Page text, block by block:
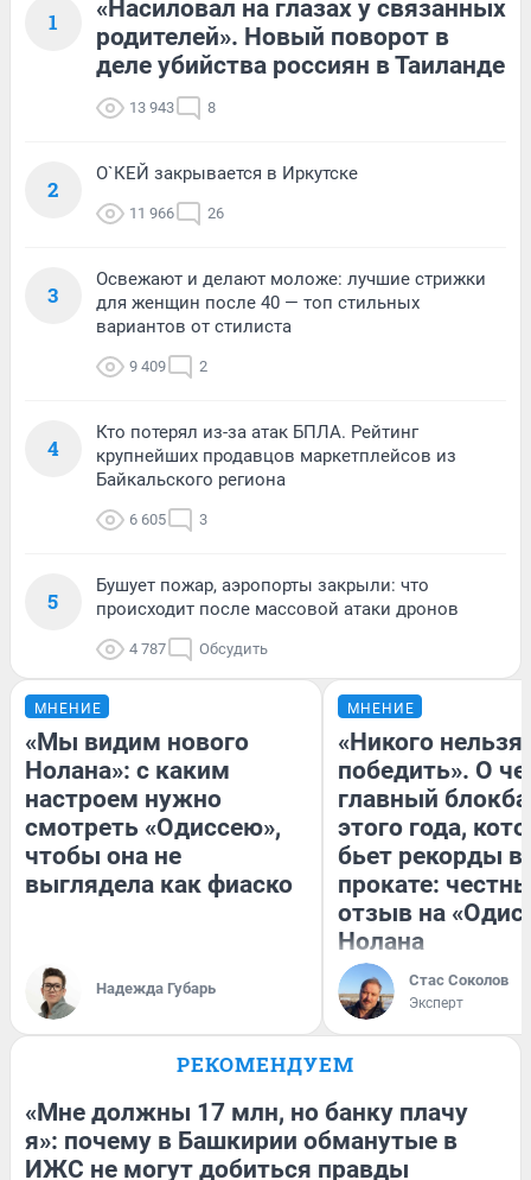
1
«Насиловал на глазах у связанных
родителей». Новый поворот в
деле убийства россиян в Таиланде
13 943 8
2
О`КЕЙ закрывается в Иркутске
11 966 26
3
Освежают и делают моложе: лучшие стрижки
для женщин после 40 — топ стильных
вариантов от стилиста
9 409 2
4
Кто потерял из-за атак БПЛА. Рейтинг
крупнейших продавцов маркетплейсов из
Байкальского региона
6 605 3
5
Бушует пожар, аэропорты закрыли: что
происходит после массовой атаки дронов
4 787 Обсудить
МНЕНИЕ
«Мы видим нового
Нолана»: с каким
настроем нужно
смотреть «Одиссею»,
чтобы она не
выглядела как фиаско
Надежда Губарь
МНЕНИЕ
«Никого нельзя
победить». О
главный
этого года,
бьет рекорды в
прокате:
отзыв на
Нолана
Стас Соколов
Эксперт
РЕКОМЕНДУЕМ
«Мне должны 17 млн, но банку плачу
я»: почему в Башкирии обманутые в
ИЖС не могут добиться правды